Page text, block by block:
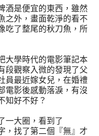
酒是便宜的東西，雖然
之外，畫面乾淨的看不
吃了整尾的秋刀魚，所
大學時代的電影筆記本
段觀察入微的發現了父
員最近嫁女兒，在婚禮
電影後感動落淚，有沒
知好不好？
一大圈，看到了
，找了第二個『無』才